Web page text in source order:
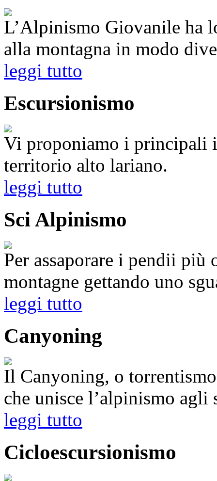
L’Alpinismo Giovanile ha
alla montagna in modo
leggi tutto
Escursionismo
Vi proponiamo i principali
territorio alto lariano.
leggi tutto
Sci Alpinismo
Per assaporare i pendii più
montagne gettando uno
leggi tutto
Canyoning
Il Canyoning, o
che unisce l’alpinismo
leggi tutto
Cicloescursionismo